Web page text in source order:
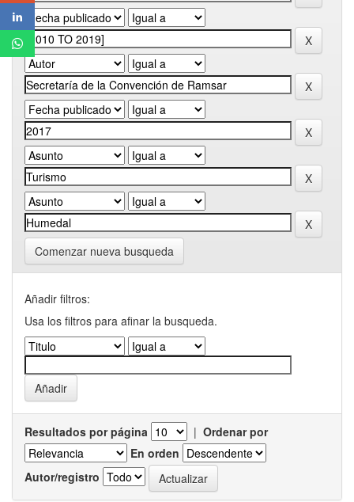
Comenzar nueva busqueda
Añadir filtros:
Usa los filtros para afinar la busqueda.
Resultados por página | Ordenar por
En orden
Autor/registro